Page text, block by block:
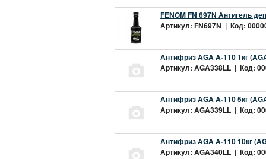
FENOM FN 697N Антигель
Артикул: FN697N | Код:
Антифриз AGA A-110 1кг
Артикул: AGA338LL | Код:
Антифриз AGA A-110 5кг
Артикул: AGA339LL | Код:
Антифриз AGA A-110 10кг
Артикул: AGA340LL | Код: